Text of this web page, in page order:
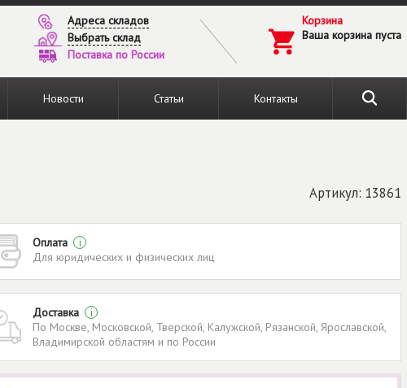
Адреса складов
Выбрать склад
Поставка по России
Корзина
Ваша корзина пуста
Новости Статьи Контакты
Артикул: 13861
Оплата
i
Для юридических и физических лиц
Доставка
i
По Москве, Московской, Тверской, Калужской, Рязанской, Ярославской,
Владимирской областям и по России